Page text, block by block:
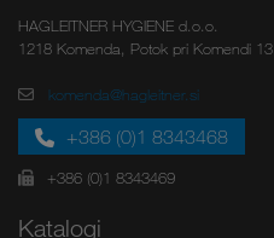
HAGLEITNER HYGIENE d.o.o.
1218 Komenda, Potok pri Komendi 13
komenda@hagleitner.si
+386 (0)1 8343468
+386 (0)1 8343469
Katalogi